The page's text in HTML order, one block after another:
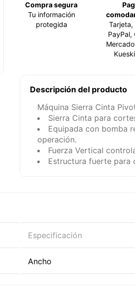
Compra segura
Tu información
protegida
Tarjeta,
PayPal,
Descripción del producto
Máquina Sierra Cinta
Sierra Cinta para
Equipada con bomba
operación.
Fuerza Vertical
Estructura fuerte para
Especificación
Ancho